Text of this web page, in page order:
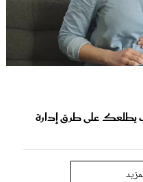
يطلعك على طرق إدارة